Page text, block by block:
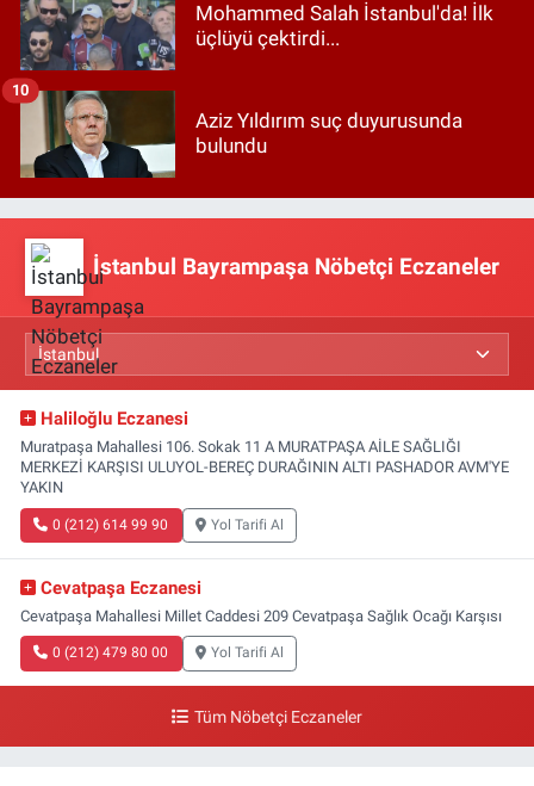
Mohammed Salah İstanbul'da! İlk
üçlüyü çektirdi...
Aziz Yıldırım suç duyurusunda
bulundu
10
İstanbul Bayrampaşa Nöbetçi Eczaneler
Haliloğlu Eczanesi
Muratpaşa Mahallesi 106. Sokak 11 A MURATPAŞA AİLE SAĞLIĞI
MERKEZİ KARŞISI ULUYOL-BEREÇ DURAĞININ ALTI PASHADOR AVM'YE
YAKIN
0 (212) 614 99 90 Yol Tarifi Al
Cevatpaşa Eczanesi
Cevatpaşa Mahallesi Millet Caddesi 209 Cevatpaşa Sağlık Ocağı Karşısı
0 (212) 479 80 00 Yol Tarifi Al
Tüm Nöbetçi Eczaneler